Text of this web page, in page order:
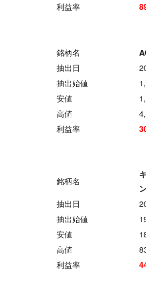
利益率
銘柄名
抽出日
抽出始値
安値
高値
利益率
銘柄名
抽出日
抽出始値
安値
高値
利益率